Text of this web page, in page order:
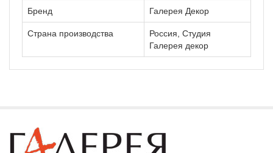
Бренд Галерея Декор
Страна производства
Россия, Студия
Галерея декор